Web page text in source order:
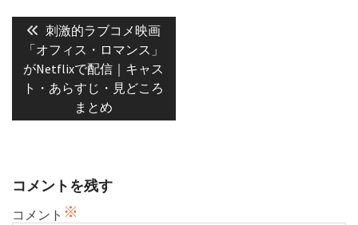
ビ
Previous
post:
刺激的ラブコメ映画
「オフィス・ロマンス」
がNetflixで配信｜キャス
ト・あらすじ・見どころ
まとめ
コメントを残す
コメント ※